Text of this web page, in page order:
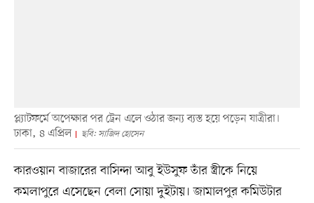
প্ল্যাটফর্মে অপেক্ষার পর ট্রেন এলে ওঠার জন্য ব্যস্ত হয়ে পড়েন যাত্রীরা।
ঢাকা, ৪ এপ্রিল
ছবি: সাজিদ হোসেন
কারওয়ান বাজারের বাসিন্দা আবু ইউসুফ তাঁর স্ত্রীকে নিয়ে
কমলাপুরে এসেছেন বেলা সোয়া দুইটায়। জামালপুর কমিউটার